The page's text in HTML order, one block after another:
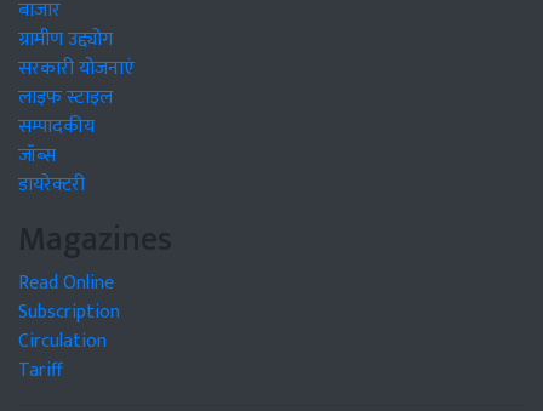
बाजार
ग्रामीण उद्द्योग
सरकारी योजनाएं
लाइफ स्टाइल
सम्पादकीय
जॉब्स
डायरेक्टरी
Magazines
Read Online
Subscription
Circulation
Tariff